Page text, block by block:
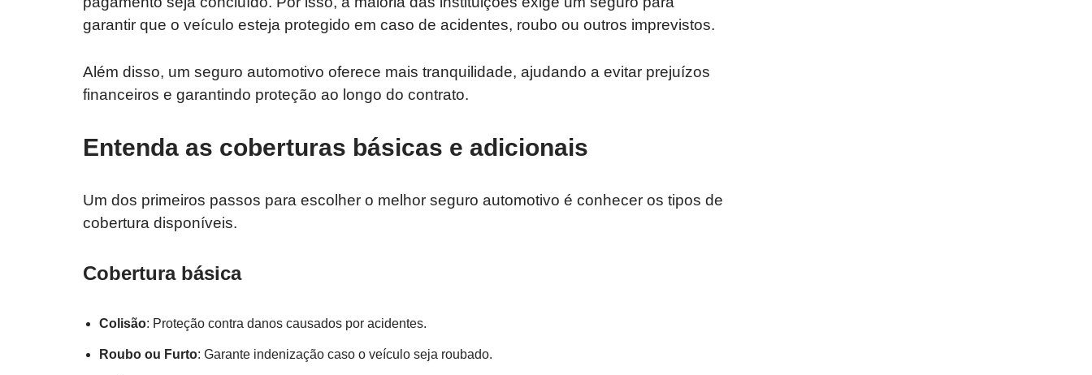
garantir que o veículo esteja protegido em caso de acidentes, roubo ou outros imprevistos.
Além disso, um seguro automotivo oferece mais tranquilidade, ajudando a evitar prejuízos
financeiros e garantindo proteção ao longo do contrato.
Entenda as coberturas básicas e adicionais
Um dos primeiros passos para escolher o melhor seguro automotivo é conhecer os tipos de
cobertura disponíveis.
Cobertura básica
Colisão: Proteção contra danos causados por acidentes.
Roubo ou Furto: Garante indenização caso o veículo seja roubado.